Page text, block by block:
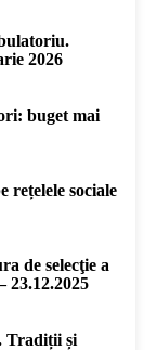
2026
buget mai
rețelele sociale
de selecţie a
23.12.2025
Tradiții și